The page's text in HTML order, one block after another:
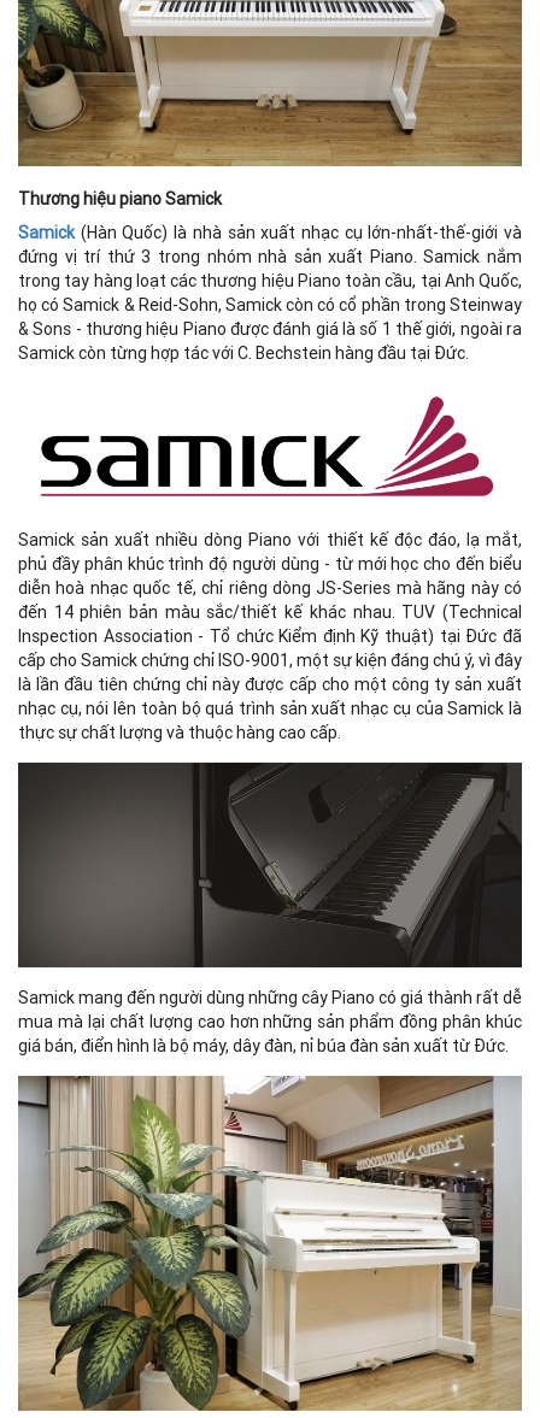
Thương hiệu piano Samick
Samick(Hàn Quốc) là nhà sản xuất nhạc cụ lớn-nhất-thế-giới và
đứng vị trí thứ 3 trong nhóm nhà sản xuất Piano. Samick nắm
trong tay hàng loạt các thương hiệu Piano toàn cầu, tại Anh Quốc,
họ có Samick & Reid-Sohn, Samick còn có cổ phần trong Steinway
& Sons - thương hiệu Piano được đánh giá là số 1 thế giới, ngoài ra
Samick còn từng hợp tác với C. Bechstein hàng đầu tại Đức.
Samick sản xuất nhiều dòng Piano với thiết kế độc đáo, lạ mắt,
phủ đầy phân khúc trình độ người dùng - từ mới học cho đến biểu
diễn hoà nhạc quốc tế, chỉ riêng dòng JS-Series mà hãng này có
đến 14 phiên bản màu sắc/thiết kế khác nhau. TUV (Technical
Inspection Association - Tổ chức Kiểm định Kỹ thuật) tại Đức đã
cấp cho Samick chứng chỉ ISO-9001, một sự kiện đáng chú ý, vì đây
là lần đầu tiên chứng chỉ này được cấp cho một công ty sản xuất
nhạc cụ, nói lên toàn bộ quá trình sản xuất nhạc cụ của Samick là
thực sự chất lượng và thuộc hàng cao cấp.
Samick mang đến người dùng những cây Piano có giá thành rất dễ
mua mà lại chất lượng cao hơn những sản phẩm đồng phân khúc
giá bán, điển hình là bộ máy, dây đàn, nỉ búa đàn sản xuất từ Đức.